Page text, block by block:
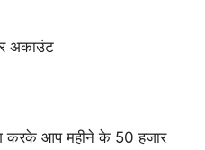
अकाउंट
करके आप महीने के 50 हजार